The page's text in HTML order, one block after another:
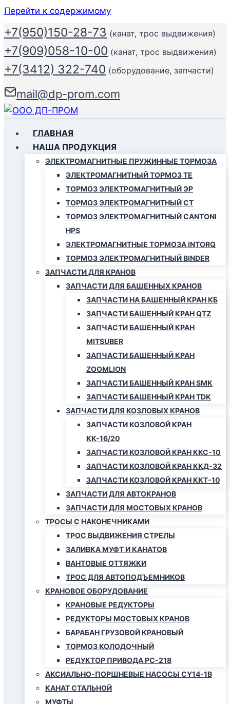
Перейти к содержимому
+7(950)150-28-73 (канат, трос выдвижения)
+7(909)058-10-00 (канат, трос выдвижения)
+7(3412) 322-740 (оборудование, запчасти)
mail@dp-prom.com
ГЛАВНАЯ
НАША ПРОДУКЦИЯ
ЭЛЕКТРОМАГНИТНЫЕ ПРУЖИННЫЕ ТОРМОЗА
ЭЛЕКТРОМАГНИТНЫЙ ТОРМОЗ ТЕ
ТОРМОЗ ЭЛЕКТРОМАГНИТНЫЙ ЭР
ТОРМОЗ ЭЛЕКТРОМАГНИТНЫЙ СТ
ТОРМОЗ ЭЛЕКТРОМАГНИТНЫЙ CANTONI
HPS
ЭЛЕКТРОМАГНИТНЫЕ ТОРМОЗА INTORQ
ТОРМОЗ ЭЛЕКТРОМАГНИТНЫЙ BINDER
ЗАПЧАСТИ ДЛЯ КРАНОВ
ЗАПЧАСТИ ДЛЯ БАШЕННЫХ КРАНОВ
ЗАПЧАСТИ НА БАШЕННЫЙ КРАН КБ
ЗАПЧАСТИ БАШЕННЫЙ КРАН QTZ
ЗАПЧАСТИ БАШЕННЫЙ КРАН
MITSUBER
ЗАПЧАСТИ БАШЕННЫЙ КРАН
ZOOMLION
ЗАПЧАСТИ БАШЕННЫЙ КРАН SMK
ЗАПЧАСТИ БАШЕННЫЙ КРАН TDK
ЗАПЧАСТИ ДЛЯ КОЗЛОВЫХ КРАНОВ
ЗАПЧАСТИ КОЗЛОВОЙ КРАН
КК-16/20
ЗАПЧАСТИ КОЗЛОВОЙ КРАН ККС-10
ЗАПЧАСТИ КОЗЛОВОЙ КРАН ККД-32
ЗАПЧАСТИ КОЗЛОВОЙ КРАН ККТ-10
ЗАПЧАСТИ ДЛЯ АВТОКРАНОВ
ЗАПЧАСТИ ДЛЯ МОСТОВЫХ КРАНОВ
ТРОСЫ С НАКОНЕЧНИКАМИ
ТРОС ВЫДВИЖЕНИЯ СТРЕЛЫ
ЗАЛИВКА МУФТ И КАНАТОВ
ВАНТОВЫЕ ОТТЯЖКИ
ТРОС ДЛЯ АВТОПОДЪЕМНИКОВ
КРАНОВОЕ ОБОРУДОВАНИЕ
КРАНОВЫЕ РЕДУКТОРЫ
РЕДУКТОРЫ МОСТОВЫХ КРАНОВ
БАРАБАН ГРУЗОВОЙ КРАНОВЫЙ
ТОРМОЗ КОЛОДОЧНЫЙ
РЕДУКТОР ПРИВОДА РС-218
АКСИАЛЬНО-ПОРШНЕВЫЕ НАСОСЫ CY14-1B
КАНАТ СТАЛЬНОЙ
МУФТЫ